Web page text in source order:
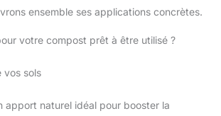
ensemble ses applications concrètes.
votre compost prêt à être utilisé ?
vos sols
apport naturel idéal pour booster la